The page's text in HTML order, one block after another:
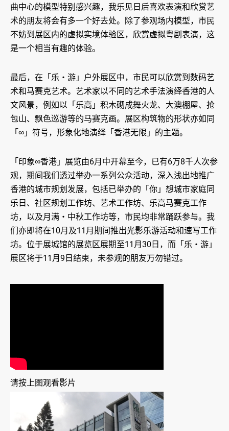
曲中心的模型特别感兴趣，我乐见日后喜欢表演和欣赏艺
术的朋友将会有多一个好去处。除了参观场内模型，市民
不妨到展区内的虚拟实境体验区，欣赏虚拟粤剧表演，这
是一个相当有趣的体验。
最后，在「乐‧游」户外展区中，市民可以欣赏到数码艺
术和马赛克艺术。艺术家以不同的艺术手法演绎香港的人
文风景，例如以「乐高」积木砌成舞火龙、大澳棚屋、抢
包山、飘色巡游等的马赛克画。展区构筑物的形状亦如同
「∞」符号，形象化地演绎「香港无限」的主题。
「印象∞香港」展览由6月中开幕至今，已有6万8千人次参
观，期间我们透过举办一系列公众活动，深入浅出地推广
香港的城市规划发展，包括已举办的「你」想城市家庭同
乐日、社区规划工作坊、艺术工作坊、乐高马赛克工作
坊，以及月满‧中秋工作坊等，市民均非常踊跃参与。我
们亦即将在10月及11月期间推出光影乐游活动和速写工作
坊。位于展城馆的展览区展期至11月30日，而「乐‧游」
展区将于11月9日结束，未参观的朋友万勿错过。
请按上图观看影片